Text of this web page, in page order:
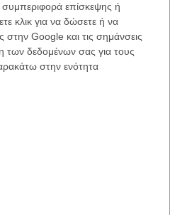
συμπεριφορά επίσκεψης ή
κλικ για να δώσετε ή να
Google και τις σημάνσεις
των δεδομένων σας για τους
στην ενότητα